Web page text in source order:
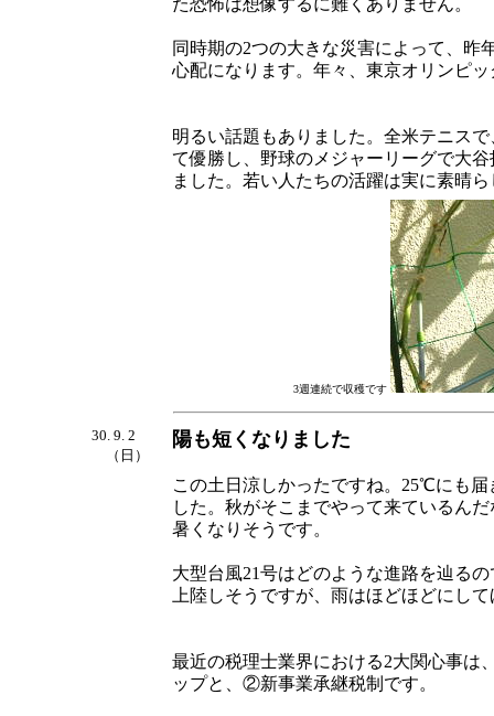
た恐怖は想像するに難くありません。
同時期の2つの大きな災害によって、昨
心配になります。年々、東京オリンピ
明るい話題もありました。全米テニス
て優勝し、野球のメジャーリーグで大
ました。若い人たちの活躍は実に素晴
3週連続で収穫です
30. 9. 2
（日）
陽も短くなりました
この土日涼しかったですね。25℃にも
した。秋がそこまでやって来ているん
暑くなりそうです。
大型台風21号はどのような進路を辿る
上陸しそうですが、雨はほどほどにし
最近の税理士業界における2大関心事
ップと、②新事業承継税制です。